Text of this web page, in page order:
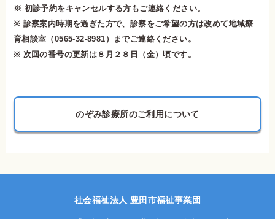
※ 初診予約をキャンセルする方もご連絡ください。
※ 診察案内時期を過ぎた方で、診察をご希望の方は改めて地域療
育相談室（0565-32-8981）までご連絡ください。
※ 次回の番号の更新は８月２８日（金）頃です。
のぞみ診療所のご利用について
社会福祉法人 豊田市福祉事業団